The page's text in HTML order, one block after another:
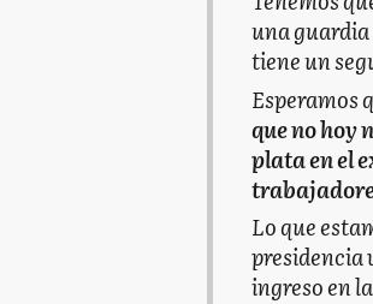
una guardia
tiene un
Esperamos
que no hoy
plata en el
Lo que
presidencia
ingreso en